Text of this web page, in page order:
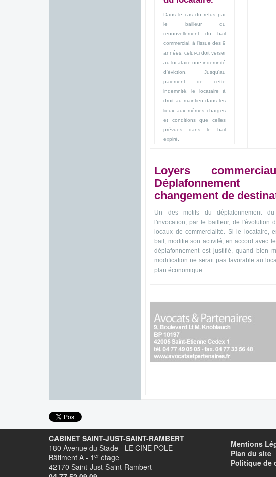
Dans le cas du refus par
le bailleur du
renouvellement du bail
commercial, à l'issue des 9
années, celui-ci doit verser
au locataire une indemnité
d'éviction. Jusqu'au
paiement de cette
indemnité, le locataire à
droit au maintien dans les
lieux aux mêmes charges
et conditions que celles
prévues dans le bail
expiré.
Loyers
Déplafonnement
changement de
Un des motifs du déplafonnement
l'invocation, par le bailleur, de l'évolution
locaux de commercialité. Si le locataire,
bail, modifie son activité, en accord avec
déplafonnement est justifié, quand bien
modification ne serait pas favorable au
plan économique.
CABINET SAINT-JUST-SAINT-RAMBERT
180 Avenue du Stade - LE CINE POLE
Bâtiment A - 1 er étage
42170 Saint-Just-Saint-Rambert
Mentions
Plan du site
Politique de